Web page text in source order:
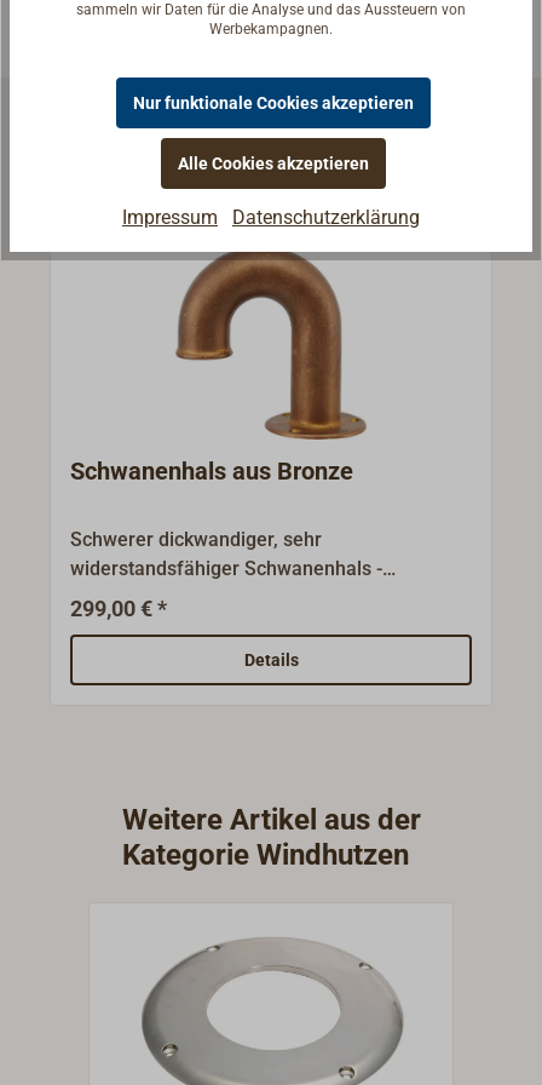
Ähnliche Artikel
Schwanenhals aus Bronze
Schwerer dickwandiger, sehr
widerstandsfähiger Schwanenhals -
Rohrbogen aus Gussbronze.Verwendbar als
Kabeldurchführung oder als
Ventilation.Gussbronze, Oberfläche matt
getrommelt.
299,00 € *
Details
Weitere Artikel aus der
Kategorie Windhutzen
sammeln wir Daten für die Analyse und das Aussteuern von
Werbekampagnen.
Nur funktionale Cookies akzeptieren
Alle Cookies akzeptieren
Impressum Datenschutzerklärung